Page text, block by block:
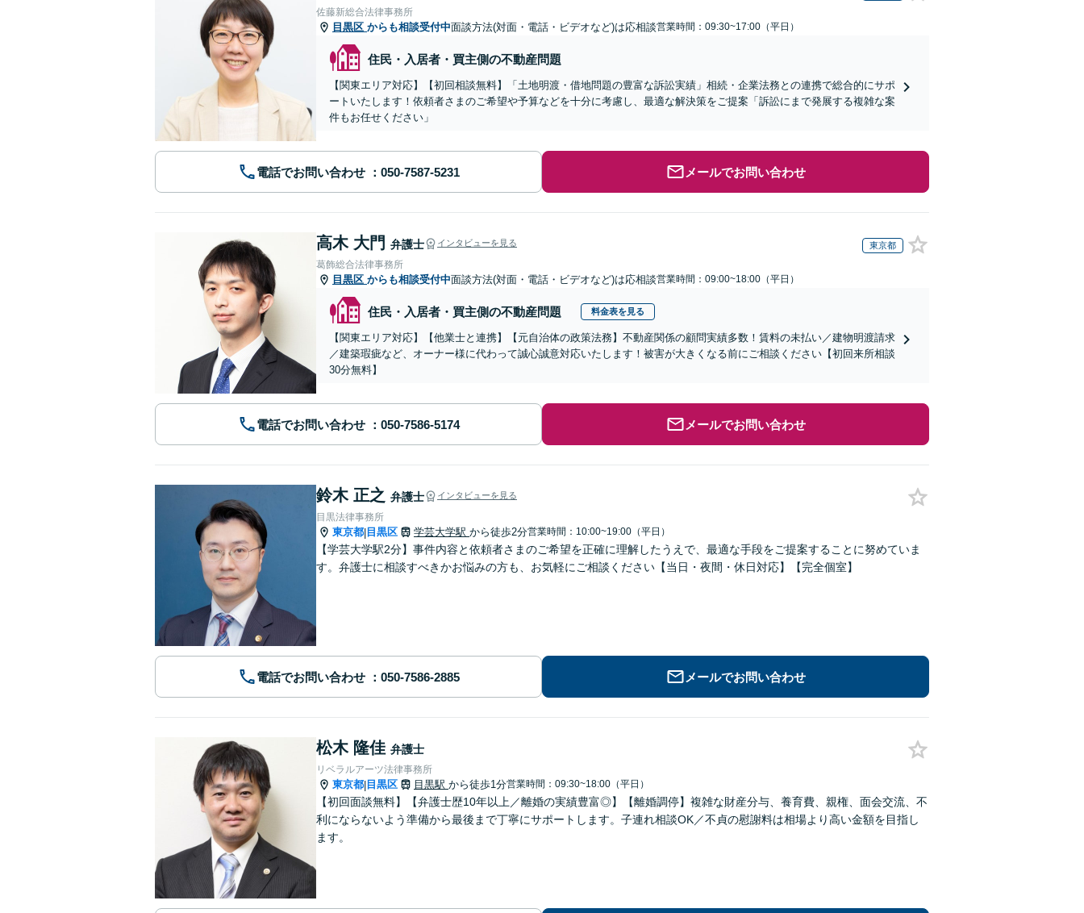
佐藤新総合法律事務所
目黒区 からも相談受付中面談方法(対面・電話・ビデオなど)は応相談営業時間：09:30~17:00（平日）
住民・入居者・買主側の不動産問題
【関東エリア対応】【初回相談無料】「土地明渡・借地問題の豊富な訴訟実績」相続・企業法務との連携で総合的にサポ
ートいたします！依頼者さまのご希望や予算などを十分に考慮し、最適な解決策をご提案「訴訟にまで発展する複雑な案
件もお任せください」
電話でお問い合わせ メールでお問い合わせ
高木 大門 弁護士 インタビューを見る 東京都
葛飾総合法律事務所
目黒区 からも相談受付中面談方法(対面・電話・ビデオなど)は応相談営業時間：09:00~18:00（平日）
住民・入居者・買主側の不動産問題 料金表を見る
【関東エリア対応】【他業士と連携】【元自治体の政策法務】不動産関係の顧問実績多数！賃料の未払い／建物明渡請求
／建築瑕疵など、オーナー様に代わって誠心誠意対応いたします！被害が大きくなる前にご相談ください【初回来所相談
30分無料】
電話でお問い合わせ メールでお問い合わせ
鈴木 正之 弁護士 インタビューを見る
目黒法律事務所
東京都| 目黒区 学芸大学駅 から徒歩2分営業時間：10:00~19:00（平日）
【学芸大学駅2分】事件内容と依頼者さまのご希望を正確に理解したうえで、最適な手段をご提案することに努めていま
す。弁護士に相談すべきかお悩みの方も、お気軽にご相談ください【当日・夜間・休日対応】【完全個室】
電話でお問い合わせ メールでお問い合わせ
松木 隆佳 弁護士
リベラルアーツ法律事務所
東京都| 目黒区 目黒駅 から徒歩1分営業時間：09:30~18:00（平日）
【初回面談無料】【弁護士歴10年以上／離婚の実績豊富◎】【離婚調停】複雑な財産分与、養育費、親権、面会交流、不
利にならないよう準備から最後まで丁寧にサポートします。子連れ相談OK／不貞の慰謝料は相場より高い金額を目指し
ます。